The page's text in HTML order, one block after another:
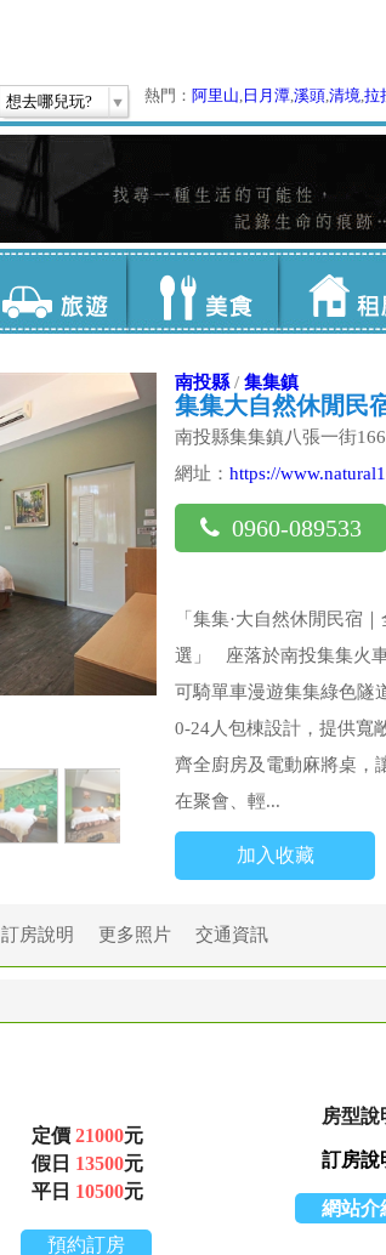
想去哪兒玩? 熱門： 阿里山, 日月潭,溪頭,清境,拉
南投縣/ 集集鎮
集集大自然休閒民
南投縣集集鎮八張一街
網址： https://
0960-089533
「集集·大自然休閒民宿
選」 座落於南投集集火
可騎單車漫遊集集綠色隧
0-24人包棟設計，提供寬
齊全廚房及電動麻將桌，
在聚會、輕...
加入收藏
訂房說明 更多照片 交通資訊
定價 21000元
假日 13500元
平日 10500元
房型說
訂房說
網站介
預約訂房